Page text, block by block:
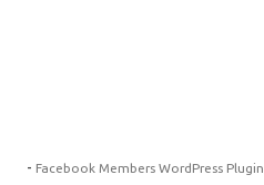
- Facebook Members WordPress Plugin